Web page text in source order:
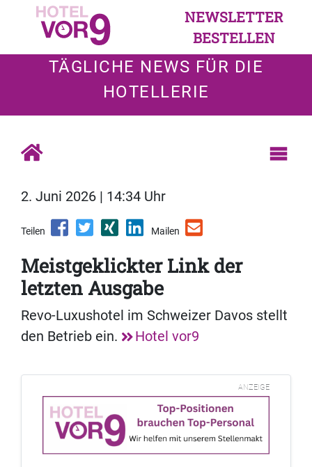
NEWSLETTER
BESTELLEN
TÄGLICHE NEWS FÜR DIE
HOTELLERIE
2. Juni 2026 | 14:34 Uhr
Teilen Mailen
Meistgeklickter Link der
letzten Ausgabe
Revo-Luxushotel im Schweizer Davos stellt
den Betrieb ein.
Hotel vor9
ANZEIGE